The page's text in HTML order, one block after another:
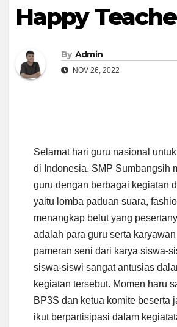
Happy
By Admin
NOV 26, 2022
Selamat hari guru nasional
di Indonesia. SMP Sumbangsih
guru dengan berbagai kegiatan
yaitu lomba paduan suara,
menangkap belut yang
adalah para guru serta
pameran seni dari karya siswa-
siswa-siswi sangat antusias
kegiatan tersebut. Momen haru
BP3S dan ketua komite beserta
ikut berpartisipasi dalam